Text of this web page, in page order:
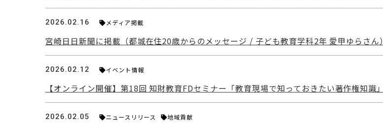
2026.02.16 メディア掲載
宮崎日日新聞に掲載（都城在住20歳からのメッセージ / 子ども教育学科2年 愛甲ゆらさん）
2026.02.12 イベント情報
【オンライン開催】第18回 知財教育FDセミナー「教育現場で知っておきたい著作権知識」
2026.02.05 ニュースリリース 地域貢献